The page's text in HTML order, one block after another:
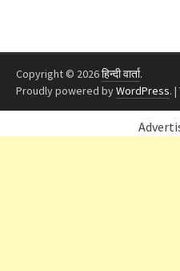
Copyright © 2026हिन्दी वार्ता.
Proudly powered byWordPress. |